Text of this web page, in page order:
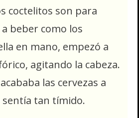
coctelitos son para
beber como los
en mano, empezó a
agitando la cabeza.
las cervezas a
sentía tan tímido.